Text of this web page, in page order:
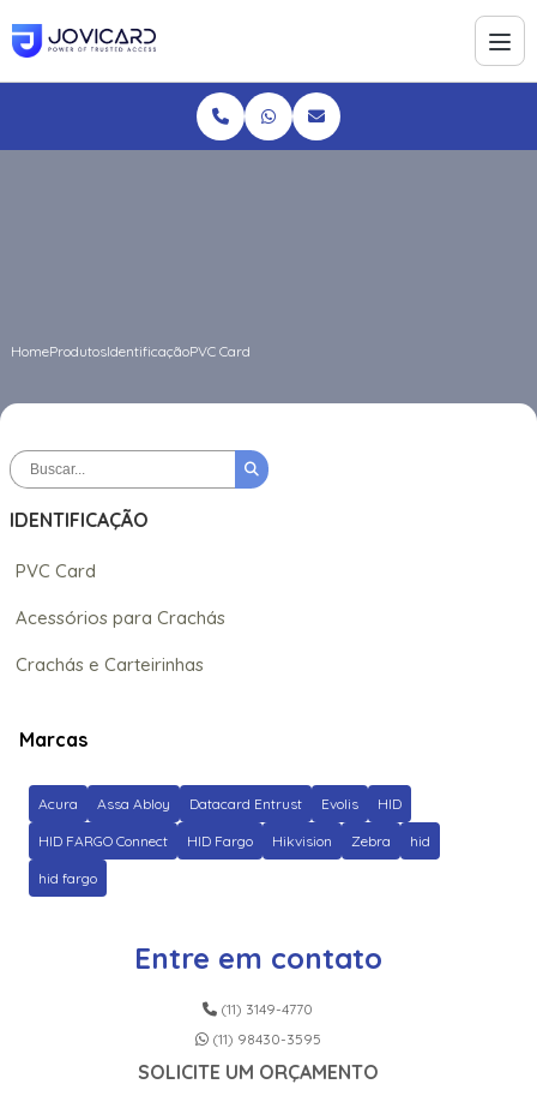
HomeProdutosIdentificaçãoPVC Card
IDENTIFICAÇÃO
PVC Card
Acessórios para Crachás
Crachás e Carteirinhas
Marcas
Acura Assa Abloy Datacard Entrust Evolis HID
HID FARGO Connect HID Fargo Hikvision Zebra hid
hid fargo
Entre em contato
(11) 3149-4770
(11) 98430-3595
SOLICITE UM ORÇAMENTO